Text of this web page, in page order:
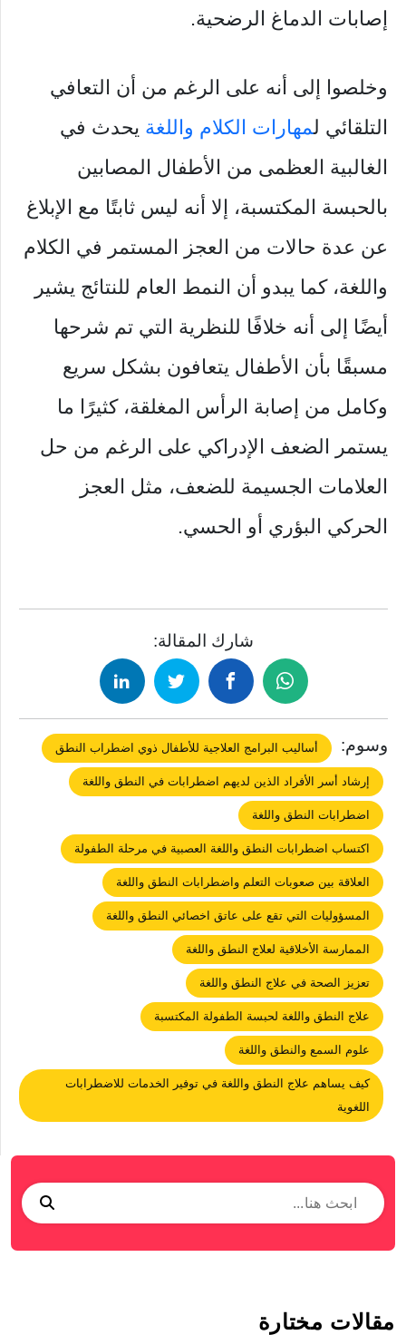
إصابات الدماغ الرضحية.
وخلصوا إلى أنه على الرغم من أن التعافي
التلقائي لمهارات الكلام واللغة يحدث في
الغالبية العظمى من الأطفال المصابين
بالحبسة المكتسبة، إلا أنه ليس ثابتًا مع الإبلاغ
عن عدة حالات من العجز المستمر في الكلام
واللغة، كما يبدو أن النمط العام للنتائج يشير
أيضًا إلى أنه خلافًا للنظرية التي تم شرحها
مسبقًا بأن الأطفال يتعافون بشكل سريع
وكامل من إصابة الرأس المغلقة، كثيرًا ما
يستمر الضعف الإدراكي على الرغم من حل
العلامات الجسيمة للضعف، مثل العجز
الحركي البؤري أو الحسي.
شارك المقالة:
وسوم: أساليب البرامج العلاجية للأطفال ذوي اضطراب النطق
إرشاد أسر الأفراد الذين لديهم اضطرابات في النطق واللغة
اضطرابات النطق واللغة
اكتساب اضطرابات النطق واللغة العصبية في مرحلة الطفولة
العلاقة بين صعوبات التعلم واضطرابات النطق واللغة
المسؤوليات التي تقع على عاتق اخصائي النطق واللغة
الممارسة الأخلاقية لعلاج النطق واللغة
تعزيز الصحة في علاج النطق واللغة
علاج النطق واللغة لحبسة الطفولة المكتسبة
علوم السمع والنطق واللغة
كيف يساهم علاج النطق واللغة في توفير الخدمات للاضطرابات
اللغوية
مقالات مختارة